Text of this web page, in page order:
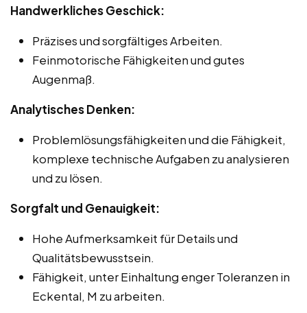
Handwerkliches Geschick:
Präzises und sorgfältiges Arbeiten.
Feinmotorische Fähigkeiten und gutes
Augenmaß.
Analytisches Denken:
Problemlösungsfähigkeiten und die Fähigkeit,
komplexe technische Aufgaben zu analysieren
und zu lösen.
Sorgfalt und Genauigkeit:
Hohe Aufmerksamkeit für Details und
Qualitätsbewusstsein.
Fähigkeit, unter Einhaltung enger Toleranzen in
Eckental, M zu arbeiten.